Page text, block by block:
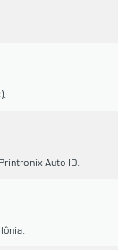
Auto ID.